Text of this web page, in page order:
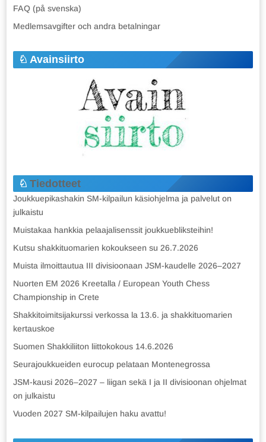
FAQ (på svenska)
Medlemsavgifter och andra betalningar
Avainsiirto
Tiedotteet
Joukkuepikashakin SM-kilpailun käsiohjelma ja palvelut on
julkaistu
Muistakaa hankkia pelaajalisenssit joukkuebliksteihin!
Kutsu shakkituomarien kokoukseen su 26.7.2026
Muista ilmoittautua III divisioonaan JSM-kaudelle 2026–2027
Nuorten EM 2026 Kreetalla / European Youth Chess
Championship in Crete
Shakkitoimitsijakurssi verkossa la 13.6. ja shakkituomarien
kertauskoe
Suomen Shakkiliiton liittokokous 14.6.2026
Seurajoukkueiden eurocup pelataan Montenegrossa
JSM-kausi 2026–2027 – liigan sekä I ja II divisioonan ohjelmat
on julkaistu
Vuoden 2027 SM-kilpailujen haku avattu!